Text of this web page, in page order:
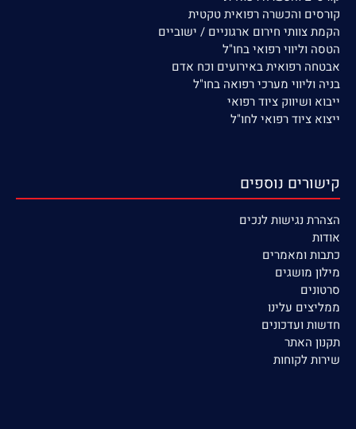
קורסים והכשרה רפואית טקטית
הקמת צוותי חירום ארגוניים / ישוביים
הטסה וליווי רפואי בחו"ל
אבטחה רפואית באירועים וכח אדם
בניה וליווי מערכי רפואה בחו"ל
ייבוא ושיווק ציוד רפואי
ייצוא ציוד רפואי לחו"ל
קישורים נוספים
הצהרת נגישות לנכים
אודות
כתבות ומאמרים
מילון מושגים
סרטונים
ממליצים עלינו
חדשות ועדכונים
תקנון האתר
שירות לקוחות